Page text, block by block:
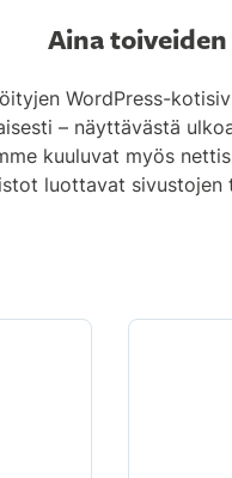
Aina
WordPress-
– näyttävästä
kuuluvat myös
luottavat sivustojen